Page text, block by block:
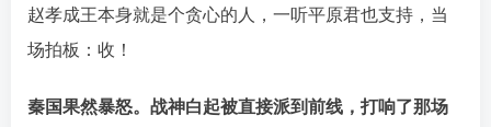
赵孝成王本身就是个贪心的人，一听平原君也支持，当
场拍板：收！󠄹󠅀󠄪󠄢󠄡󠄦󠄞󠄧󠄣󠄞󠄢󠄡󠄦󠄞󠄡󠄩󠅬󠅅󠅃󠄵󠅂󠄪󠅗󠅥󠅕󠅣󠅤󠅬󠅄󠄹󠄽󠄵󠄪󠄢󠄠󠄢󠄦󠄝󠄠󠄨󠄝󠄠󠄨󠄐󠄠󠄨󠄪󠄥󠄤󠄪󠄤󠄣󠅬󠅨󠅙󠅑󠅟󠅗󠅒󠄞󠅓󠅟󠅝󠄐󠇕󠆠󠅿󠇖󠆄󠆩󠇕󠅿󠆈󠇗󠆭󠆁󠄐󠇗󠅹󠅸󠇖󠆍󠅳󠇖󠅹󠅰󠇖󠆌󠅹
秦国果然暴怒。战神白起被直接派到前线，打响了那场